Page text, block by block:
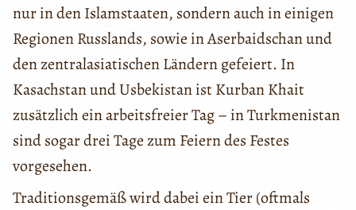
nur in den Islamstaaten, sondern auch in einigen
Regionen Russlands, sowie in Aserbaidschan und
den zentralasiatischen Ländern gefeiert. In
Kasachstan und Usbekistan ist Kurban Khait
zusätzlich ein arbeitsfreier Tag – in Turkmenistan
sind sogar drei Tage zum Feiern des Festes
vorgesehen.
Traditionsgemäß wird dabei ein Tier (oftmals